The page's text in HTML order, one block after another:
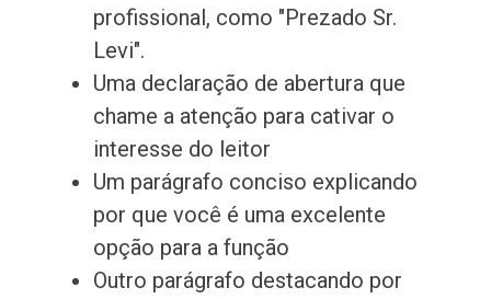
profissional, como "Prezado Sr.
Levi".
Uma declaração de abertura que
chame a atenção para cativar o
interesse do leitor
Um parágrafo conciso explicando
por que você é uma excelente
opção para a função
Outro parágrafo destacando por